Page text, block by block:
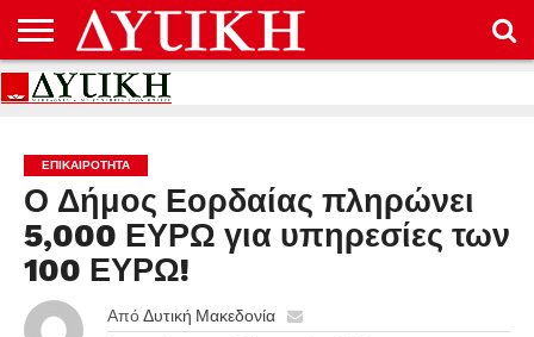
ΑΡΧΙΚΉ
ΕΠΙΚΟΙΝΩΝΊΑ
ΌΡΟΙ
ΠΡΟΣΤΑΣΊΑ
ΕΠΙΚΑΙΡΟΤΗΤΑ
Ο Δήμος Εορδαίας πληρώνει
5,000 ΕΥΡΩ για υπηρεσίες των
100 ΕΥΡΩ!
Από Δυτική Μακεδονία